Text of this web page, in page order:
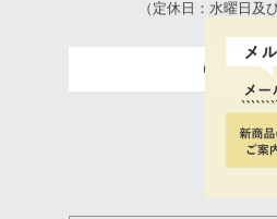
（定休日：水曜日及